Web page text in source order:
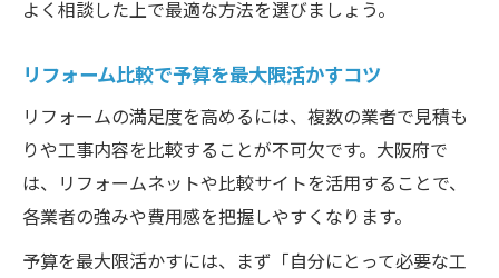
よく相談した上で最適な方法を選びましょう。
リフォーム比較で予算を最大限活かすコツ
リフォームの満足度を高めるには、複数の業者で見積も
りや工事内容を比較することが不可欠です。大阪府で
は、リフォームネットや比較サイトを活用することで、
各業者の強みや費用感を把握しやすくなります。
予算を最大限活かすには、まず「自分にとって必要な工